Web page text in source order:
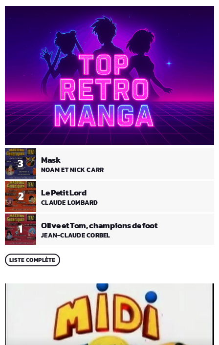
1 Olive et Tom, champions de foot
JEAN-CLAUDE CORBEL
2 Le Petit Lord
CLAUDE LOMBARD
3 Mask
NOAM ET NICK CARR
LISTE COMPLÈTE